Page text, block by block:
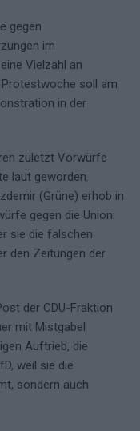
gegen
im
Vielzahl an
soll am
in der
zuletzt Vorwürfe
laut geworden.
(Grüne) erhob in
gegen die Union:
sie die falschen
den Zeitungen der
der CDU-Fraktion
mit Mistgabel
Auftrieb, die
weil sie die
sondern auch